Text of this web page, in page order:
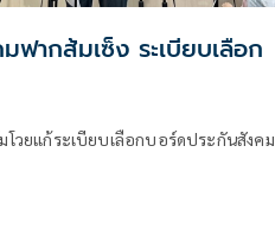
เซ็ง ระเบียบเลือก
โวยแก้ระเบียบเลือกบอร์ดประกันสังคม